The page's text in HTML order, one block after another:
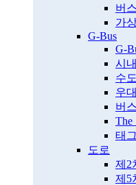
버
가
G-Bus
G-
시
수
우
버
The
태
도로
제2
제5